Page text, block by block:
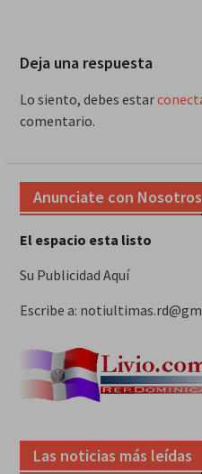
Deja una respuesta
Lo siento, debes estar
comentario.
Anunciate con Nosotros
El espacio esta listo
Su Publicidad Aquí
Escribe a:
Las noticias más leídas